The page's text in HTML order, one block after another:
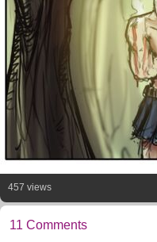
457 views
11 Comments